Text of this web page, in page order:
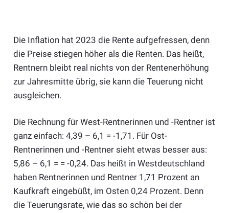
Die Inflation hat 2023 die Rente aufgefressen, denn
die Preise stiegen höher als die Renten. Das heißt,
Rentnern bleibt real nichts von der Rentenerhöhung
zur Jahresmitte übrig, sie kann die Teuerung nicht
ausgleichen.
Die Rechnung für West-Rentnerinnen und -Rentner ist
ganz einfach: 4,39 – 6,1 = -1,71. Für Ost-
Rentnerinnen und -Rentner sieht etwas besser aus:
5,86 – 6,1 = = -0,24. Das heißt in Westdeutschland
haben Rentnerinnen und Rentner 1,71 Prozent an
Kaufkraft eingebüßt, im Osten 0,24 Prozent. Denn
die Teuerungsrate, wie das so schön bei der